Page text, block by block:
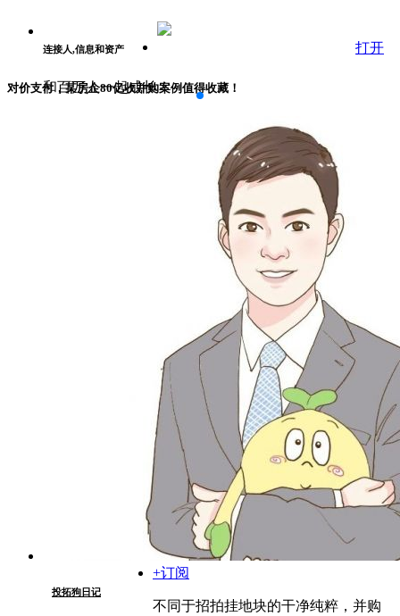
连接人,信息和资产
和百万人一起成长
打开
对价支付，某房企80亿收并购案例值得收藏！
投拓狗日记
+订阅
不同于招拍挂地块的干净纯粹，并购